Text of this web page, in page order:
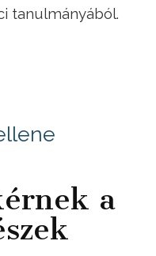
tanulmányából.
a